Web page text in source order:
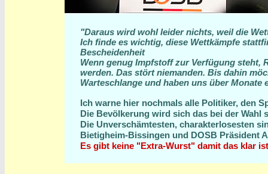
"Daraus wird wohl leider nichts, weil die
Ich finde es wichtig, diese Wettkämpfe
Bescheidenheit
Wenn genug Impfstoff zur Verfügung steht,
werden. Das stört niemanden. Bis dahin
Warteschlange und haben uns über
Ich warne hier nochmals alle Politiker, den
Die Bevölkerung wird sich das bei der Wahl
Die Unverschämtesten, charakterlosesten
Bietigheim-Bissingen und DOSB Präsident
Es gibt keine "Extra-Wurst" damit das klar